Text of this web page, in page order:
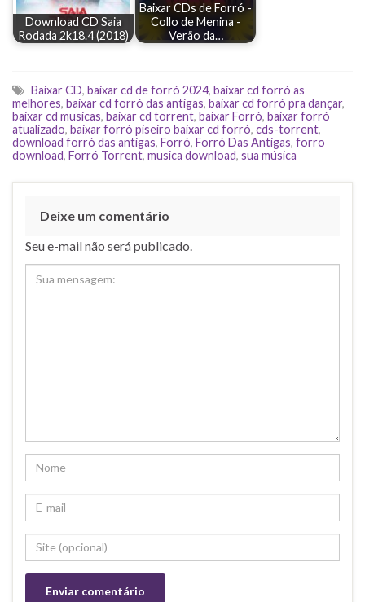
Download CD Saia
Rodada 2k18.4 (2018)
Baixar CDs de Forró -
Collo de Menina -
Verão da…
Baixar CD, baixar cd de forró 2024, baixar cd forró as
melhores, baixar cd forró das antigas, baixar cd forró pra dançar,
baixar cd musicas, baixar cd torrent, baixar Forró, baixar forró
atualizado, baixar forró piseiro baixar cd forró, cds-torrent,
download forró das antigas, Forró, Forró Das Antigas, forro
download, Forró Torrent, musica download, sua música
Deixe um comentário
Seu e-mail não será publicado.